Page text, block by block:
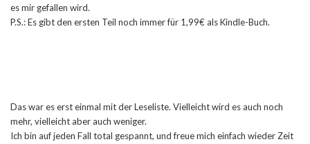
es mir gefallen wird.
P.S.: Es gibt den ersten Teil noch immer für 1,99€ als Kindle-Buch.
Das war es erst einmal mit der Leseliste. Vielleicht wird es auch noch
mehr, vielleicht aber auch weniger.
Ich bin auf jeden Fall total gespannt, und freue mich einfach wieder Zeit